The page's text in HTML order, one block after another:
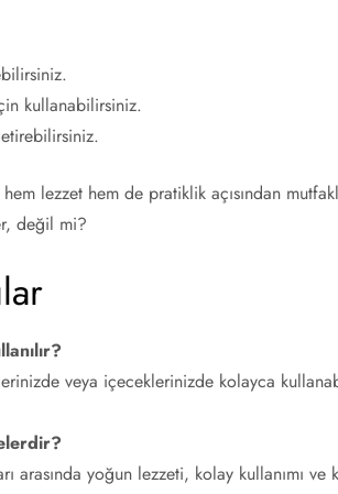
kullanabilirsiniz.
lezzet hem de pratiklik açısından
değil mi?
veya içeceklerinizde kolayca
arasında yoğun lezzeti, kolay kullanımı